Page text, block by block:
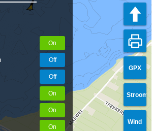
GPX
Stroom
Wind